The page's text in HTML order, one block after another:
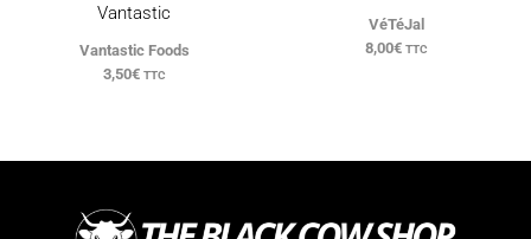
Vantastic
Vantastic Foods
3,50€ TTC
VéTéJal
8,00€ TTC